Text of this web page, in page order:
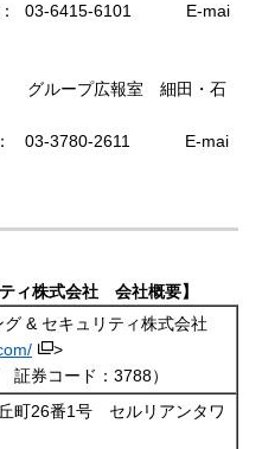
03-6415-6101
E-mai
グループ広報室 細田・石
03-3780-2611
E-mai
ィ株式会社 会社概要】
グ & セキュリティ株式会社
>
証券コード：3788）
町26番1号 セルリアンタワ